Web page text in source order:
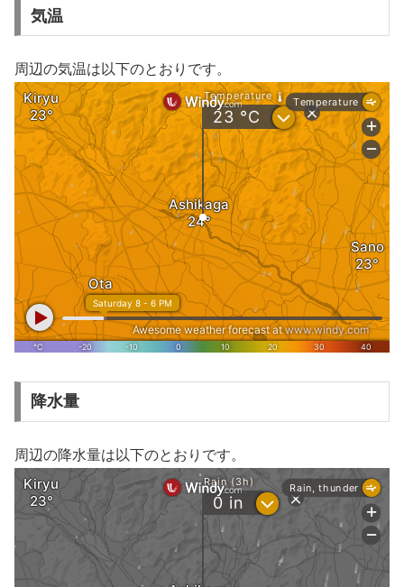
気温
周辺の気温は以下のとおりです。
降水量
周辺の降水量は以下のとおりです。